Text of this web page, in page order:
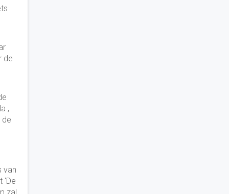
de
,
de
van